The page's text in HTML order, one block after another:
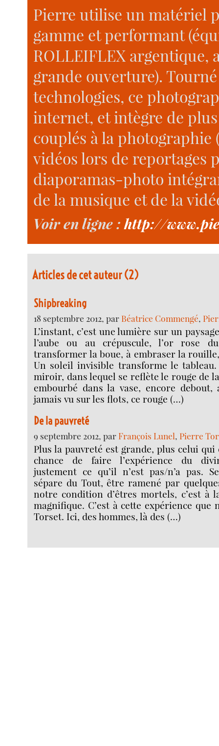
Pierre utilise un matériel
gamme et performant
ROLLEIFLEX argentique,
grande ouverture).
technologies, ce
internet, et intègre de
couplés à la photographie
vidéos lors de reportages
diaporamas-photo
de la musique et de la
Voir en ligne : http://
Articles de cet auteur (2)
Shipbreaking
18 septembre 2012, par Béatrice Commengé
L’instant, c’est une lumière sur un
l’aube ou au crépuscule, l’or rose
transformer la boue, à embraser la
Un soleil invisible transforme le
miroir, dans lequel se reflète le rouge de
embourbé dans la vase, encore
jamais vu sur les flots, ce rouge (…)
De la pauvreté
9 septembre 2012, parFrançois Lunel, Pierre
Plus la pauvreté est grande, plus celui
chance de faire l’expérience du
justement ce qu’il n’est pas/n’a pas.
sépare du Tout, être ramené par
notre condition d’êtres mortels, c’est
magnifique. C’est à cette expérience que
Torset. Ici, des hommes, là des (…)